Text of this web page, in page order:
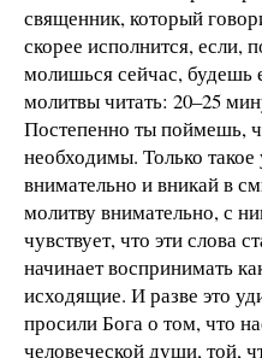
священник, который
скорее исполнится, если,
молишься сейчас, будешь
молитвы читать: 20–25
Постепенно ты поймешь,
необходимы. Только
внимательно и вникай в
молитву внимательно, с
чувствует, что эти слова
начинает воспринимать
исходящие. И разве это
просили Бога о том, что
человеческой души, той,